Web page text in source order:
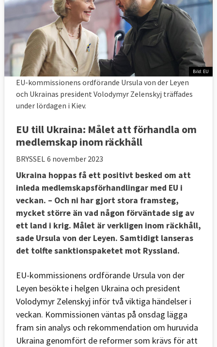
Bild: EU
EU-kommissionens ordförande Ursula von der Leyen
och Ukrainas president Volodymyr Zelenskyj träffades
under lördagen i Kiev.
EU till Ukraina: Målet att förhandla om
medlemskap inom räckhåll
BRYSSEL 6 november 2023
Ukraina hoppas få ett positivt besked om att
inleda medlemskapsförhandlingar med EU i
veckan. – Och ni har gjort stora framsteg,
mycket större än vad någon förväntade sig av
ett land i krig. Målet är verkligen inom räckhåll,
sade Ursula von der Leyen. Samtidigt lanseras
det tolfte sanktionspaketet mot Ryssland.
EU-kommissionens ordförande Ursula von der
Leyen besökte i helgen Ukraina och president
Volodymyr Zelenskyj inför två viktiga händelser i
veckan. Kommissionen väntas på onsdag lägga
fram sin analys och rekommendation om huruvida
Ukraina genomfört de reformer som krävs för att